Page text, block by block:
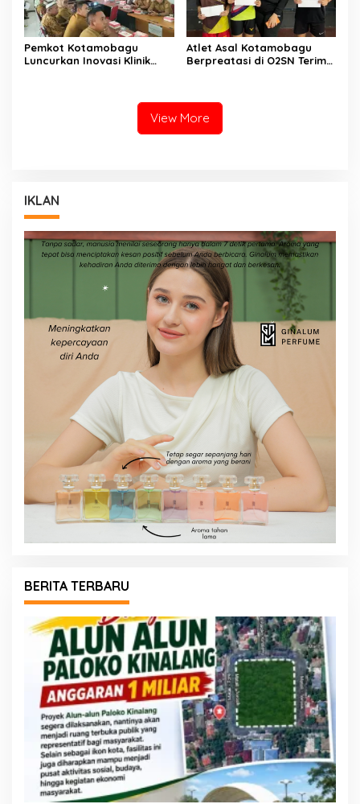
Pemkot Kotamobagu
Luncurkan Inovasi Klinik
Atlet Asal Kotamobagu
Berpreatasi di O2SN Terima
View More
IKLAN
BERITA TERBARU